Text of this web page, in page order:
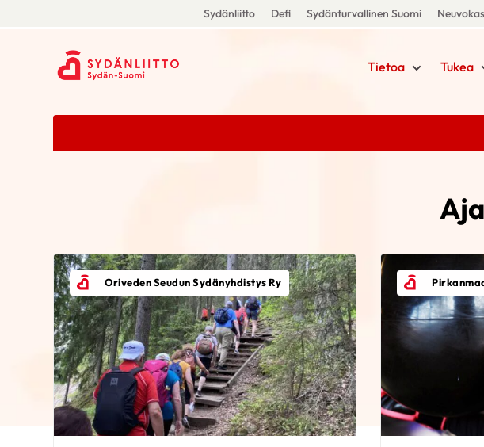
Sydänliitto Defi Sydänturvallinen Suomi
Tietoa Tukea
Oriveden Seudun Sydänyhdistys Ry